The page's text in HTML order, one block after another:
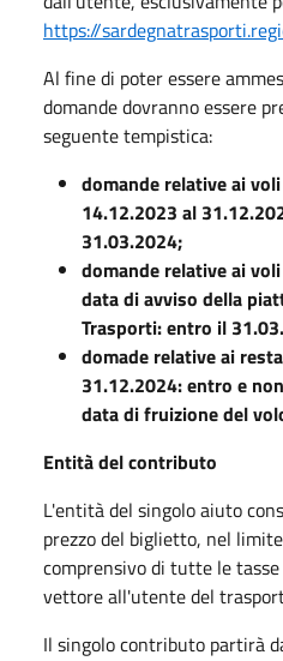
https://
Al fine di poter essere
domande dovranno essere
seguente tempistica:
domande relative ai
14.12.2023 al
31.03.2024;
domande relative ai
data di avviso della
Trasporti: entro il
domade relative ai
31.12.2024: entro e
data di fruizione del
Entità del contributo
L'entità del singolo aiuto
prezzo del biglietto, nel
comprensivo di tutte le
vettore all'utente del
Il singolo contributo partirà